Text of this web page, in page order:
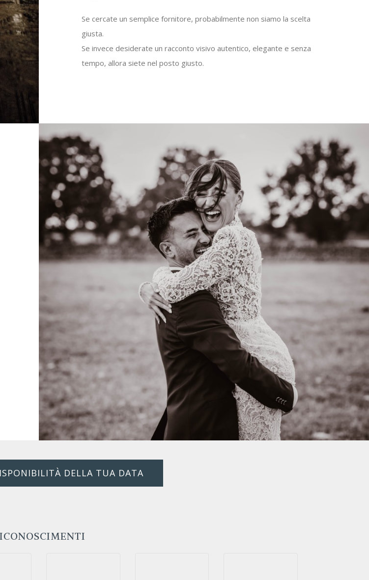
Se cercate un semplice fornitore, probabilmente non siamo la scelta
giusta.
Se invece desiderate un racconto visivo autentico, elegante e senza
tempo, allora siete nel posto giusto.
DELLA TUA DATA